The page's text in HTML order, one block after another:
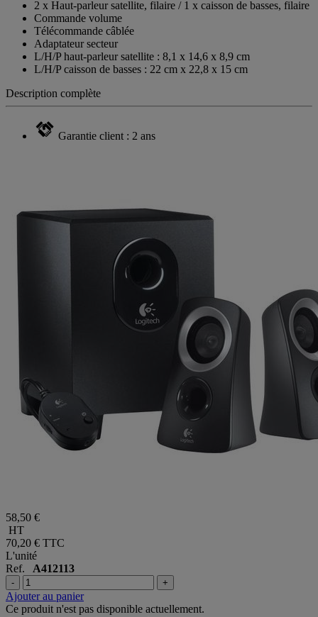
2 x Haut-parleur satellite, filaire / 1 x caisson de basses, filaire
Commande volume
Télécommande câblée
Adaptateur secteur
L/H/P haut-parleur satellite : 8,1 x 14,6 x 8,9 cm
L/H/P caisson de basses : 22 cm x 22,8 x 15 cm
Description complète
Garantie client : 2 ans
58,50 €
HT
70,20 € TTC
L'unité
Ref. A412113
- +
Ajouter au panier
Ce produit n'est pas disponible actuellement.